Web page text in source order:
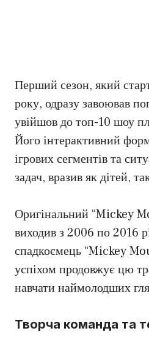
Перший сезон, який
року, одразу завоював
увійшов до топ-10 шоу
Його інтерактивний
ігрових сегментів та
задач, вразив як дітей,
Оригінальний “Mickey
виходив з 2006 по 2016
спадкоємець “Mickey
успіхом продовжує цю
навчати наймолодших
Творча команда та